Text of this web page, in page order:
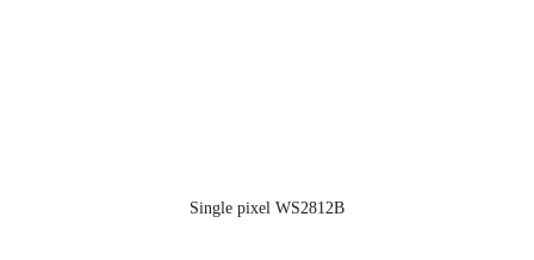
Single pixel WS2812B